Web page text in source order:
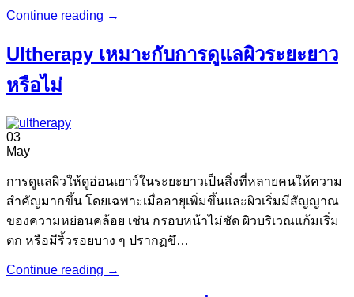
Continue reading →
Ultherapy เหมาะกับการดูแลผิวระยะยาว
หรือไม่
03
May
การดูแลผิวให้ดูอ่อนเยาว์ในระยะยาวเป็นสิ่งที่หลายคนให้ความ
สำคัญมากขึ้น โดยเฉพาะเมื่ออายุเพิ่มขึ้นและผิวเริ่มมีสัญญาณ
ของความหย่อนคล้อย เช่น กรอบหน้าไม่ชัด ผิวบริเวณแก้มเริ่ม
ตก หรือมีริ้วรอยบาง ๆ ปรากฏขึ…
Continue reading →